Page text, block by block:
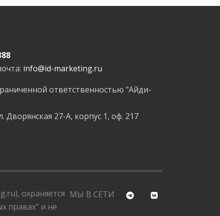
info@id-marketing.ru
ответственностью "Айди-
Дворянская 27-А, корпус 1, оф. 217
МЫ В СЕТИ
охраняется
правах" и не